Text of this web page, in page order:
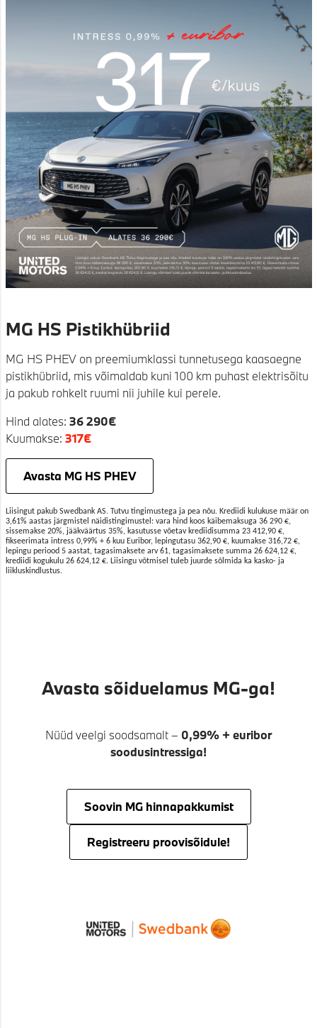
MG HS Pistikhübriid
MG HS PHEV on preemiumklassi tunnetusega kaasaegne
pistikhübriid, mis võimaldab kuni 100 km puhast elektrisõitu
ja pakub rohkelt ruumi nii juhile kui perele.
Hind alates: 36 290€
Kuumakse: 317€
Avasta MG HS PHEV
Liisingut pakub Swedbank AS. Tutvu tingimustega ja pea nõu. Krediidi kulukuse määr on
3,61% aastas järgmistel näidistingimustel: vara hind koos käibemaksuga 36 290 €,
sissemakse 20%, jääkväärtus 35%, kasutusse võetav krediidisumma 23 412,90 €,
fikseerimata intress 0,99% + 6 kuu Euribor, lepingutasu 362,90 €, kuumakse 316,72 €,
lepingu periood 5 aastat, tagasimaksete arv 61, tagasimaksete summa 26 624,12 €,
krediidi kogukulu 26 624,12 €. Liisingu võtmisel tuleb juurde sõlmida ka kasko- ja
liikluskindlustus.
Avasta sõiduelamus MG-ga!
Nüüd veelgi soodsamalt – 0,99% + euribor
soodusintressiga!
Soovin MG hinnapakkumist
Registreeru proovisõidule!